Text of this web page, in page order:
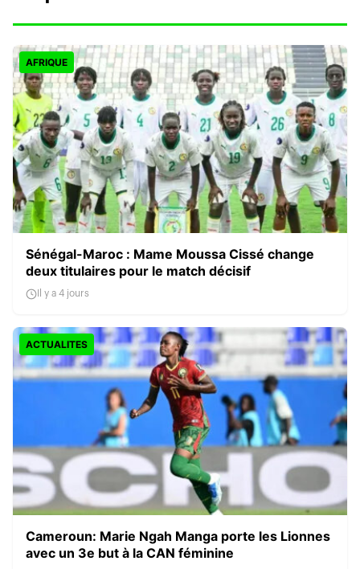
AFRIQUE
Sénégal-Maroc : Mame Moussa Cissé change
deux titulaires pour le match décisif
Il y a 4 jours
ACTUALITES
Cameroun: Marie Ngah Manga porte les Lionnes
avec un 3e but à la CAN féminine